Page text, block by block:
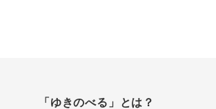
「ゆきのべる」とは？